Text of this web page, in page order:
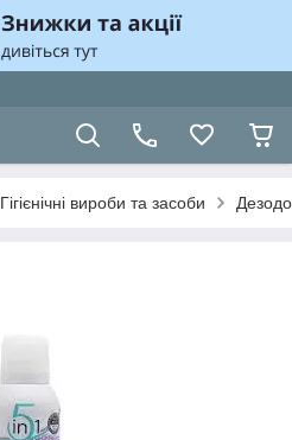
Гігієнічні вироби та засоби